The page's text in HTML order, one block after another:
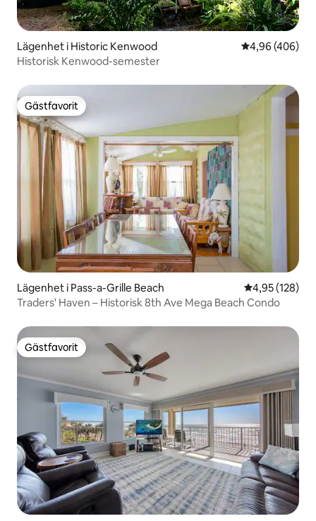
Lägenhet i Historic Kenwood 4,96 av 5 i
4,96 (406)
Historisk Kenwood-semester
Gästfavorit
Gästfavorit
Lägenhet i Pass-a-Grille Beach 4,95 av 5 i
4,95 (128)
Traders' Haven – Historisk 8th Ave Mega Beach Condo
Gästfavorit
Gästfavorit